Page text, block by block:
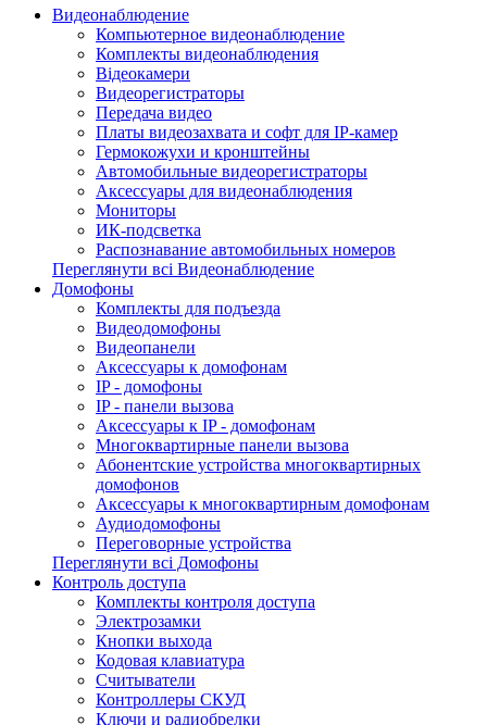
Видеонаблюдение
Компьютерное видеонаблюдение
Комплекты видеонаблюдения
Відеокамери
Видеорегистраторы
Передача видео
Платы видеозахвата и софт для IP-камер
Гермокожухи и кронштейны
Автомобильные видеорегистраторы
Аксессуары для видеонаблюдения
Мониторы
ИК-подсветка
Распознавание автомобильных номеров
Переглянути всі Видеонаблюдение
Домофоны
Комплекты для подъезда
Видеодомофоны
Видеопанели
Аксессуары к домофонам
IP - домофоны
IP - панели вызова
Аксессуары к IP - домофонам
Многоквартирные панели вызова
Абонентские устройства многоквартирных
домофонов
Аксессуары к многоквартирным домофонам
Аудиодомофоны
Переговорные устройства
Переглянути всі Домофоны
Контроль доступа
Комплекты контроля доступа
Электрозамки
Кнопки выхода
Кодовая клавиатура
Считыватели
Контроллеры СКУД
Ключи и радиобрелки